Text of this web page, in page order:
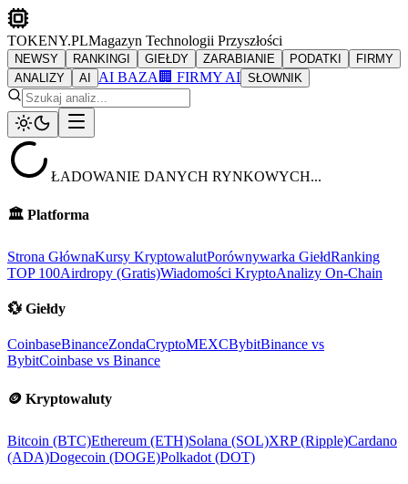
TOKENY.PLMagazyn Technologii Przyszłości
NEWSY RANKINGI GIEŁDY ZARABIANIE PODATKI
FIRMY
ANALIZY
AI AI BAZA 🏢 FIRMY AI SŁOWNIK
ŁADOWANIE DANYCH RYNKOWYCH...
🏛️ Platforma
Strona GłównaKursy KryptowalutPorównywarka GiełdRanking
TOP 100Airdropy (Gratis)Wiadomości KryptoAnalizy On-Chain
💱 Giełdy
CoinbaseBinanceZondaCryptoMEXCBybitBinance vs
BybitCoinbase vs Binance
🪙 Kryptowaluty
Bitcoin (BTC)Ethereum (ETH)Solana (SOL)XRP (Ripple)Cardano
(ADA)Dogecoin (DOGE)Polkadot (DOT)